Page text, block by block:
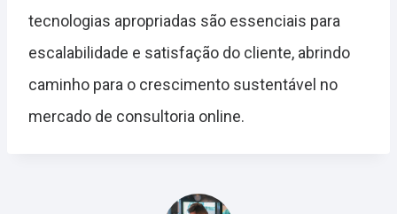
tecnologias apropriadas são essenciais para
escalabilidade e satisfação do cliente, abrindo
caminho para o crescimento sustentável no
mercado de consultoria online.